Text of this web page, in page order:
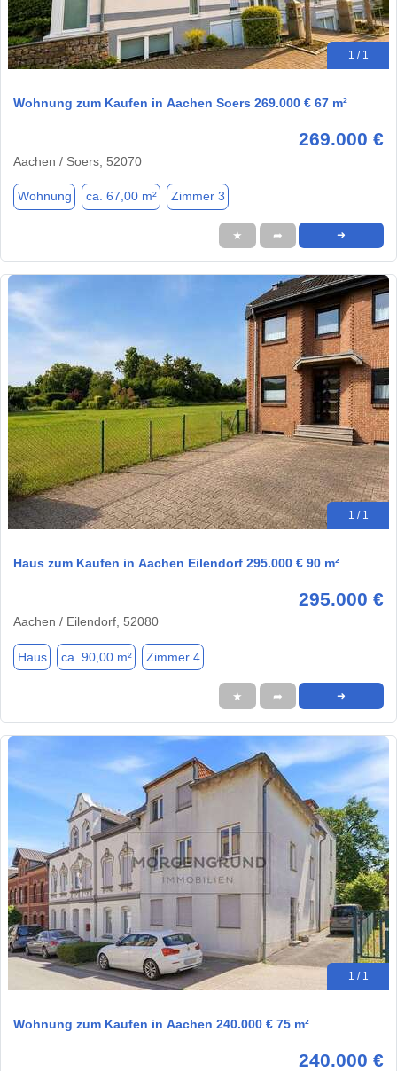
1 / 1
Wohnung zum Kaufen in Aachen Soers 269.000 € 67 m²
269.000 €
Aachen / Soers, 52070
Wohnung ca. 67,00 m² Zimmer 3
★ ➦ ➜
1 / 1
Haus zum Kaufen in Aachen Eilendorf 295.000 € 90 m²
295.000 €
Aachen / Eilendorf, 52080
Haus ca. 90,00 m² Zimmer 4
★ ➦ ➜
1 / 1
Wohnung zum Kaufen in Aachen 240.000 € 75 m²
240.000 €